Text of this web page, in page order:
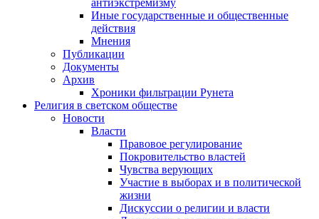
антиэкстремизму
Иные государственные и общественные
действия
Мнения
Публикации
Документы
Архив
Хроники фильтрации Рунета
Религия в светском обществе
Новости
Власти
Правовое регулирование
Покровительство властей
Чувства верующих
Участие в выборах и в политической
жизни
Дискуссии о религии и власти